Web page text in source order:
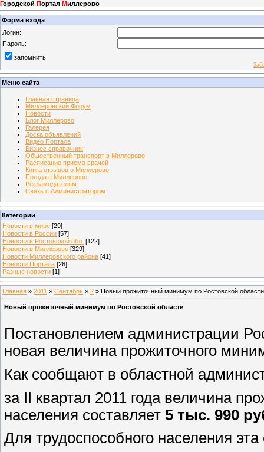
Городской Портал Миллерово
Форма входа
Логин:
Пароль:
запомнить
Меню сайта
Главная страница
Миллеровский Форум
Новости
Блог Миллерово
Галерея
Доска объявлений
Видео Портала
Бизнес справочник
Общественный транспорт в Миллерово
Расписание приема врачей
Книга отзывов о Миллерово
Погода в Миллерово
Рекламодателям
Связь с Администратором
Категории
Новости в мире [29]
Новости в России [57]
Новости в Ростовской обл. [122]
Новости в Миллерово [329]
Новости Миллеровского района [41]
Новости Портала [26]
Разные новости [1]
Главная » 2011 » Сентябрь » 2 » Новый прожиточный минимум по Ростовской области
Новый прожиточный минимум по Ростовской области
Постановлением администрации
новая величина прожиточного
Как сообщают в областной
за II квартал 2011 года величина
населения составляет 5 тыс. 990
Для трудоспособного населения